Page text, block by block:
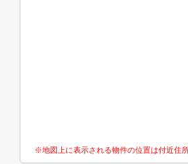
※地図上に表示される物件の位置は付近住